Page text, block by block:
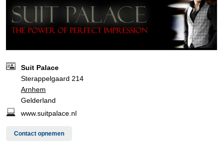
Suit Palace
Sterappelgaard 214
Arnhem
Gelderland
www.suitpalace.nl
Contact opnemen